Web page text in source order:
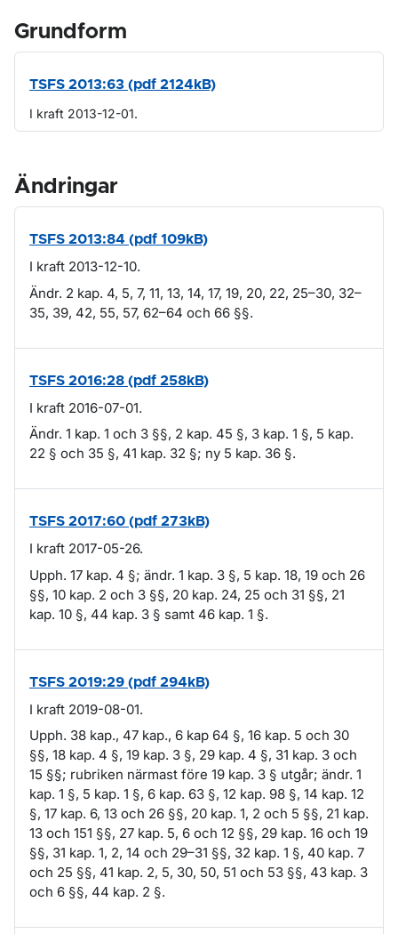
Grundform
TSFS 2013:63 (pdf 2124kB)
I kraft 2013-12-01.
Ändringar
TSFS 2013:84 (pdf 109kB)
I kraft 2013-12-10.
Ändr. 2 kap. 4, 5, 7, 11, 13, 14, 17, 19, 20, 22, 25–30, 32–
35, 39, 42, 55, 57, 62–64 och 66 §§.
TSFS 2016:28 (pdf 258kB)
I kraft 2016-07-01.
Ändr. 1 kap. 1 och 3 §§, 2 kap. 45 §, 3 kap. 1 §, 5 kap.
22 § och 35 §, 41 kap. 32 §; ny 5 kap. 36 §.
TSFS 2017:60 (pdf 273kB)
I kraft 2017-05-26.
Upph. 17 kap. 4 §; ändr. 1 kap. 3 §, 5 kap. 18, 19 och 26
§§, 10 kap. 2 och 3 §§, 20 kap. 24, 25 och 31 §§, 21
kap. 10 §, 44 kap. 3 § samt 46 kap. 1 §.
TSFS 2019:29 (pdf 294kB)
I kraft 2019-08-01.
Upph. 38 kap., 47 kap., 6 kap 64 §, 16 kap. 5 och 30
§§, 18 kap. 4 §, 19 kap. 3 §, 29 kap. 4 §, 31 kap. 3 och
15 §§; rubriken närmast före 19 kap. 3 § utgår; ändr. 1
kap. 1 §, 5 kap. 1 §, 6 kap. 63 §, 12 kap. 98 §, 14 kap. 12
§, 17 kap. 6, 13 och 26 §§, 20 kap. 1, 2 och 5 §§, 21 kap.
13 och 151 §§, 27 kap. 5, 6 och 12 §§, 29 kap. 16 och 19
§§, 31 kap. 1, 2, 14 och 29–31 §§, 32 kap. 1 §, 40 kap. 7
och 25 §§, 41 kap. 2, 5, 30, 50, 51 och 53 §§, 43 kap. 3
och 6 §§, 44 kap. 2 §.